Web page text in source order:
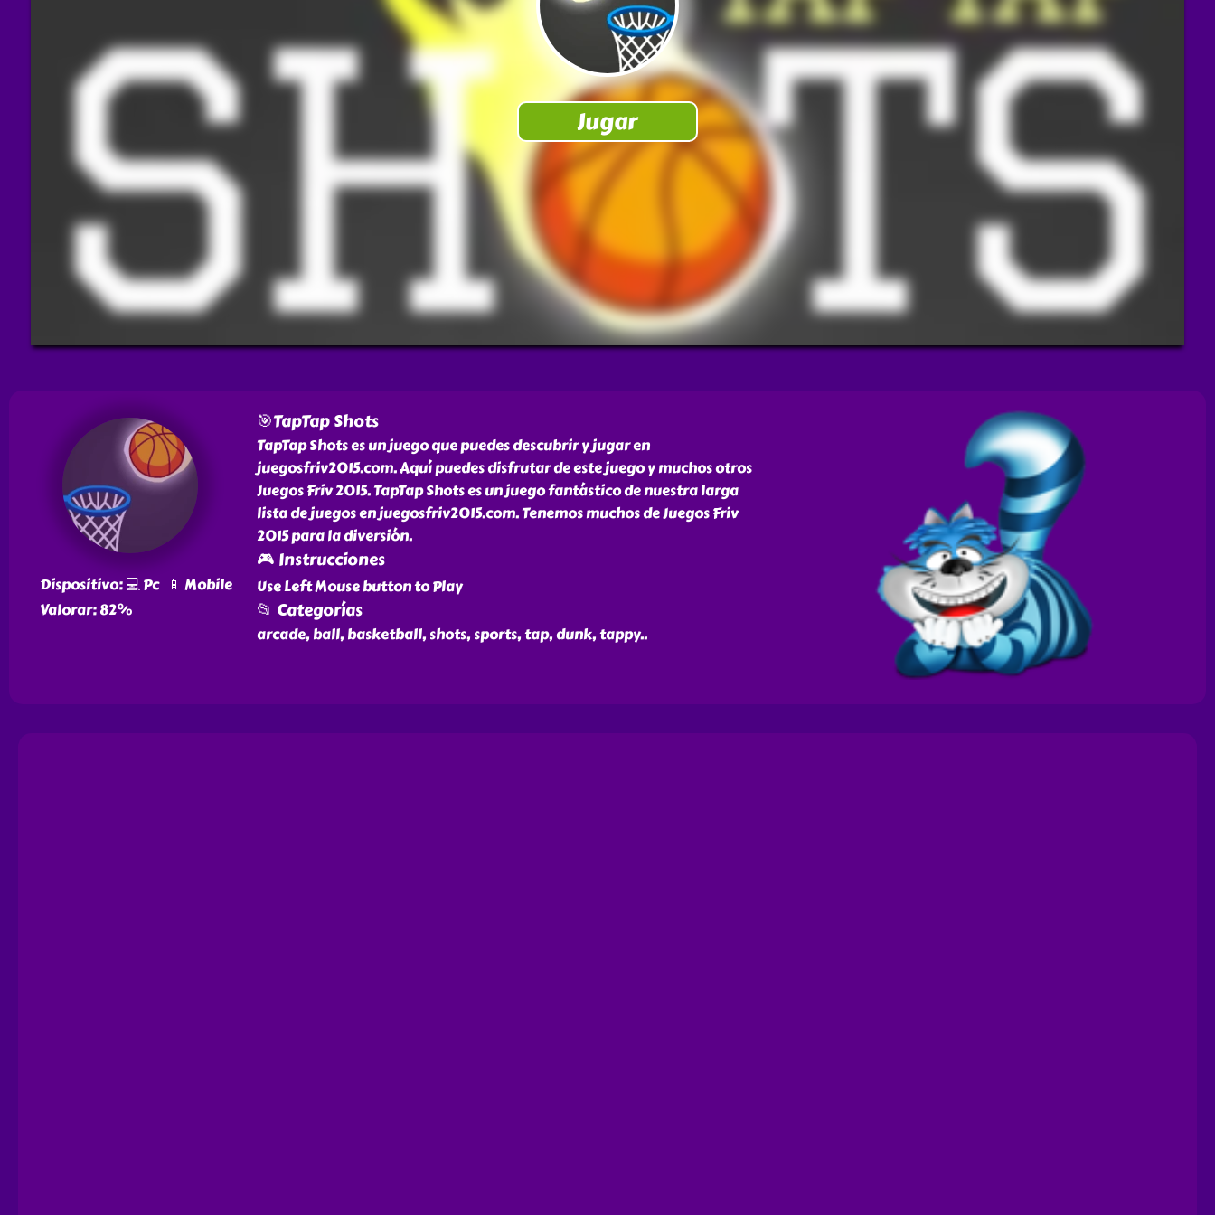
Dispositivo: 💻 Pc 📱 Mobile
Valorar: 82%
🎯TapTap Shots
TapTap Shots es un juego que puedes descubrir y jugar en
juegosfriv2015.com. Aquí puedes disfrutar de este juego y muchos otros
Juegos Friv 2015. TapTap Shots es un juego fantástico de nuestra larga
lista de juegos en juegosfriv2015.com. Tenemos muchos de Juegos Friv
2015 para la diversión.
🎮 Instrucciones
Use Left Mouse button to Play
📂 Categorías
arcade, ball, basketball, shots, sports, tap, dunk, tappy..